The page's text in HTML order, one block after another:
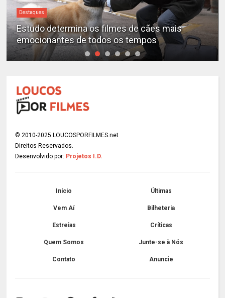
de cães mais
tempos
Destaques
“A Entidade” é o filme de
de todos os tempos,
© 2010-2025 LOUCOSPORFILMES.net
Direitos Reservados.
Desenvolvido por: Projetos I.D.
Início Últimas
Vem Aí Bilheteria
Estreias Críticas
Quem Somos Junte-se à Nós
Contato Anuncie